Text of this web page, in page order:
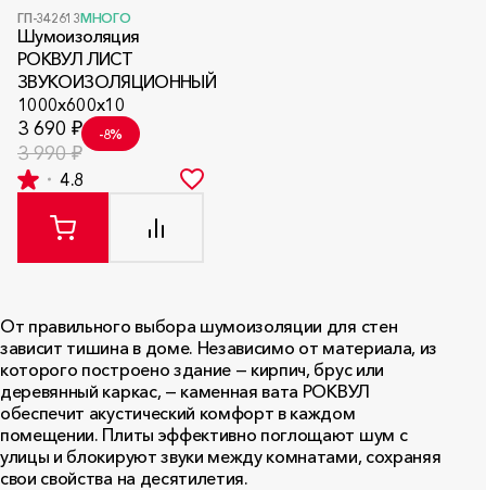
ГП-342613МНОГО
Шумоизоляция
РОКВУЛ ЛИСТ
ЗВУКОИЗОЛЯЦИОННЫЙ
1000х600х10
3 690 ₽
3 990 ₽
-8%
4.8
От правильного выбора шумоизоляции для стен
зависит тишина в доме. Независимо от материала, из
которого построено здание — кирпич, брус или
деревянный каркас, — каменная вата РОКВУЛ
обеспечит акустический комфорт в каждом
помещении. Плиты эффективно поглощают шум с
улицы и блокируют звуки между комнатами, сохраняя
свои свойства на десятилетия.